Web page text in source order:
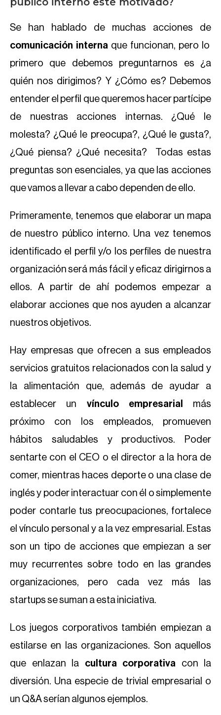
Se han hablado de muchas acciones de
comunicación interna que funcionan, pero lo
primero que debemos preguntarnos es ¿a
quién nos dirigimos? Y ¿Cómo es? Debemos
entender el perfil que queremos hacer partícipe
de nuestras acciones internas. ¿Qué le
molesta? ¿Qué le preocupa?, ¿Qué le gusta?,
¿Qué piensa? ¿Qué necesita? Todas estas
preguntas son esenciales, ya que las acciones
que vamos a llevar a cabo dependen de ello.
Primeramente, tenemos que elaborar un mapa
de nuestro público interno. Una vez tenemos
identificado el perfil y/o los perfiles de nuestra
organización será más fácil y eficaz dirigirnos a
ellos. A partir de ahí podemos empezar a
elaborar acciones que nos ayuden a alcanzar
nuestros objetivos.
Hay empresas que ofrecen a sus empleados
servicios gratuitos relacionados con la salud y
la alimentación que, además de ayudar a
establecer un vínculo empresarial más
próximo con los empleados, promueven
hábitos saludables y productivos. Poder
sentarte con el CEO o el director a la hora de
comer, mientras haces deporte o una clase de
inglés y poder interactuar con él o simplemente
poder contarle tus preocupaciones, fortalece
el vínculo personal y a la vez empresarial. Estas
son un tipo de acciones que empiezan a ser
muy recurrentes sobre todo en las grandes
organizaciones, pero cada vez más las
startups se suman a esta iniciativa.
Los juegos corporativos también empiezan a
estilarse en las organizaciones. Son aquellos
que enlazan la cultura corporativa con la
diversión. Una especie de trivial empresarial o
un Q&A serían algunos ejemplos.